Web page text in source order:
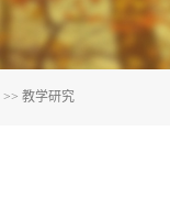
>> 教学研究